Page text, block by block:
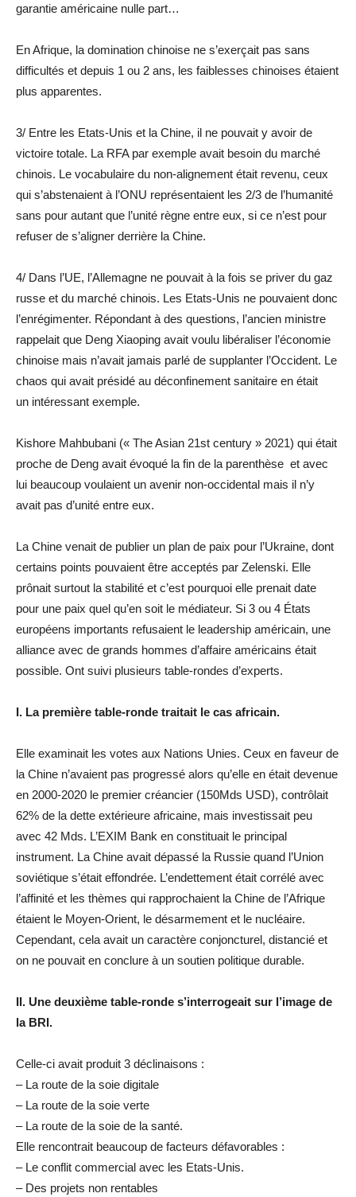
garantie américaine nulle part…
En Afrique, la domination chinoise ne s’exerçait pas sans
difficultés et depuis 1 ou 2 ans, les faiblesses chinoises étaient
plus apparentes.
3/ Entre les Etats-Unis et la Chine, il ne pouvait y avoir de
victoire totale. La RFA par exemple avait besoin du marché
chinois. Le vocabulaire du non-alignement était revenu, ceux
qui s’abstenaient à l’ONU représentaient les 2/3 de l’humanité
sans pour autant que l’unité règne entre eux, si ce n’est pour
refuser de s’aligner derrière la Chine.
4/ Dans l’UE, l’Allemagne ne pouvait à la fois se priver du gaz
russe et du marché chinois. Les Etats-Unis ne pouvaient donc
l’enrégimenter. Répondant à des questions, l’ancien ministre
rappelait que Deng Xiaoping avait voulu libéraliser l’économie
chinoise mais n’avait jamais parlé de supplanter l’Occident. Le
chaos qui avait présidé au déconfinement sanitaire en était
un intéressant exemple.
Kishore Mahbubani (« The Asian 21st century » 2021) qui était
proche de Deng avait évoqué la fin de la parenthèse et avec
lui beaucoup voulaient un avenir non-occidental mais il n’y
avait pas d’unité entre eux.
La Chine venait de publier un plan de paix pour l’Ukraine, dont
certains points pouvaient être acceptés par Zelenski. Elle
prônait surtout la stabilité et c’est pourquoi elle prenait date
pour une paix quel qu’en soit le médiateur. Si 3 ou 4 États
européens importants refusaient le leadership américain, une
alliance avec de grands hommes d’affaire américains était
possible. Ont suivi plusieurs table-rondes d’experts.
I. La première table-ronde traitait le cas africain.
Elle examinait les votes aux Nations Unies. Ceux en faveur de
la Chine n’avaient pas progressé alors qu’elle en était devenue
en 2000-2020 le premier créancier (150Mds USD), contrôlait
62% de la dette extérieure africaine, mais investissait peu
avec 42 Mds. L’EXIM Bank en constituait le principal
instrument. La Chine avait dépassé la Russie quand l’Union
soviétique s’était effondrée. L’endettement était corrélé avec
l’affinité et les thèmes qui rapprochaient la Chine de l’Afrique
étaient le Moyen-Orient, le désarmement et le nucléaire.
Cependant, cela avait un caractère conjoncturel, distancié et
on ne pouvait en conclure à un soutien politique durable.
II. Une deuxième table-ronde s’interrogeait sur l’image de
la BRI.
Celle-ci avait produit 3 déclinaisons :
– La route de la soie digitale
– La route de la soie verte
– La route de la soie de la santé.
Elle rencontrait beaucoup de facteurs défavorables :
– Le conflit commercial avec les Etats-Unis.
– Des projets non rentables